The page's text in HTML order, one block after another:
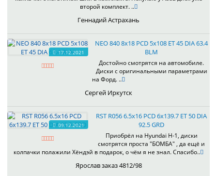
второй комплект. ..
Геннадий Астрахань
17.12.2021
NEO 840 8x18 PCD 5x108 ET 45 DIA 63.4
BLM
Достойно смотрятся на автомобиле.
Диски с оригинальными параметрами
на Форд. ..
Сергей Иркутск
09.12.2021
RST R056 6.5x16 PCD 6x139.7 ET 50 DIA
92.5 GRD
Приобрёл на Hyundai H-1, диски
смотрятся проста "БОМБА" , да ещё и
колпачки полажили Хёндэй в подарок, о чём я не знал. Спасибо..
Ярослав заказ 4812/98